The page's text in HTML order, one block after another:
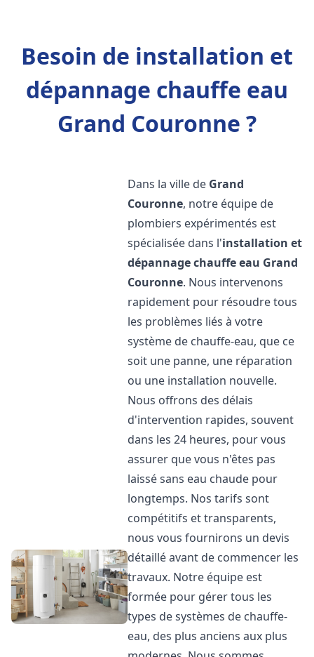
Besoin de installation et
dépannage chauffe eau
Grand Couronne ?
Dans la ville de Grand
Couronne, notre équipe de
plombiers expérimentés est
spécialisée dans l'installation et
dépannage chauffe eau Grand
Couronne. Nous intervenons
rapidement pour résoudre tous
les problèmes liés à votre
système de chauffe-eau, que ce
soit une panne, une réparation
ou une installation nouvelle.
Nous offrons des délais
d'intervention rapides, souvent
dans les 24 heures, pour vous
assurer que vous n'êtes pas
laissé sans eau chaude pour
longtemps. Nos tarifs sont
compétitifs et transparents,
nous vous fournirons un devis
détaillé avant de commencer les
travaux. Notre équipe est
formée pour gérer tous les
types de systèmes de chauffe-
eau, des plus anciens aux plus